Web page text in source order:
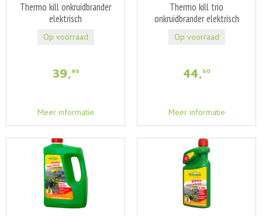
Thermo kill onkruidbrander
elektrisch
39,95
Meer informatie
Op voorraad
Thermo kill trio
onkruidbrander elektrisch
44,50
Meer informatie
Op voorraad